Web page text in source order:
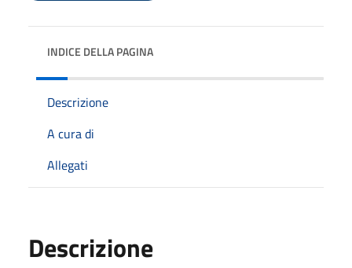
INDICE DELLA PAGINA
Descrizione
A cura di
Allegati
Descrizione